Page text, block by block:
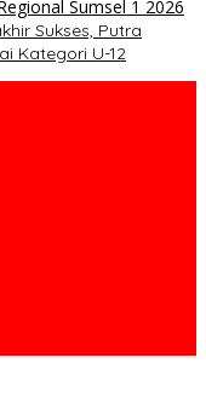
Sukses, Putra
Kategori U-12